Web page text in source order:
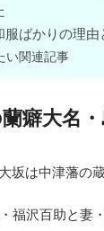
ばかりの理由
い関連記事
癖大名
坂は中津藩の蔵
福沢百助と妻